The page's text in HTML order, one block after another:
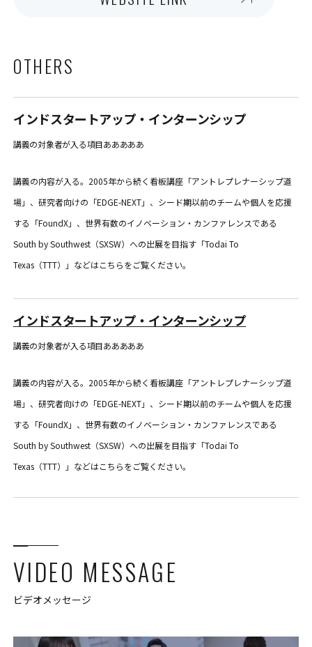
OTHERS
インドスタートアップ・インターンシップ
講義の対象者が入る項目あああああ
講義の内容が入る。2005年から続く看板講座「アントレプレナーシップ道
場」、研究者向けの「EDGE-NEXT」、シード期以前のチームや個人を応援
する「FoundX」、世界有数のイノベーション・カンファレンスである
South by Southwest（SXSW）への出展を目指す「Todai To
Texas（TTT）」などはこちらをご覧ください。
インドスタートアップ・インターンシップ
講義の対象者が入る項目あああああ
講義の内容が入る。2005年から続く看板講座「アントレプレナーシップ道
場」、研究者向けの「EDGE-NEXT」、シード期以前のチームや個人を応援
する「FoundX」、世界有数のイノベーション・カンファレンスである
South by Southwest（SXSW）への出展を目指す「Todai To
Texas（TTT）」などはこちらをご覧ください。
VIDEO MESSAGE
ビデオメッセージ